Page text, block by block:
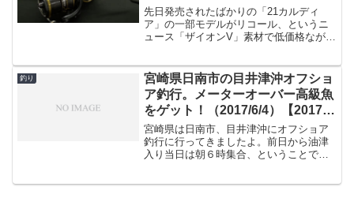
先日発売されたばかりの「21カルディ
ア」の一部モデルがリコール、というニ
ュース「ザイオンV」素材で低価格ながら
コールのため無償点検が行われるようで
す。問題の部分は「一...
釣り
宮崎県日南市の目井津沖オフショ
ア釣行。メーターオーバー高級魚
をゲット！（2017/6/4）【2017年
6月釣行】
宮崎県は日南市、目井津沖にオフショア
釣行に行ってきましたよ。前日から油津
入り当日は朝６時集合、ということで早